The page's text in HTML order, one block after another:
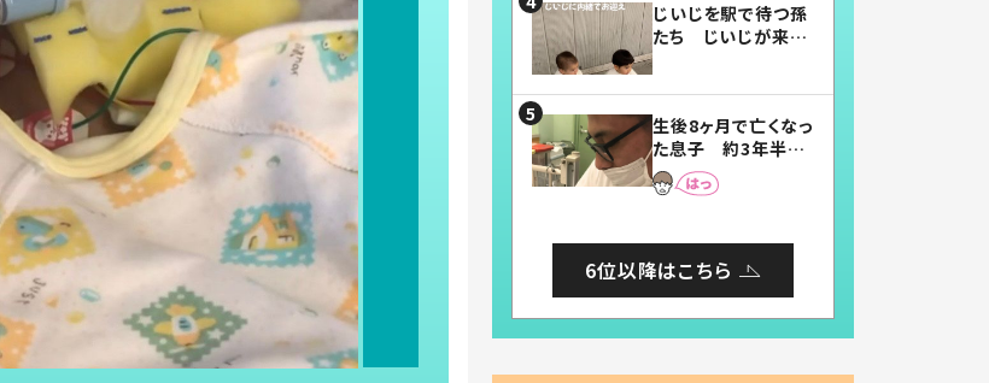
じいじを駅で待つ孫
たち じいじが来た
まらない」「幸せにな
れる」
生後8ヶ月で亡くなっ
た息子 約3年半
後、当時の妻の日記
に書いてあった本音
6位以降はこちら